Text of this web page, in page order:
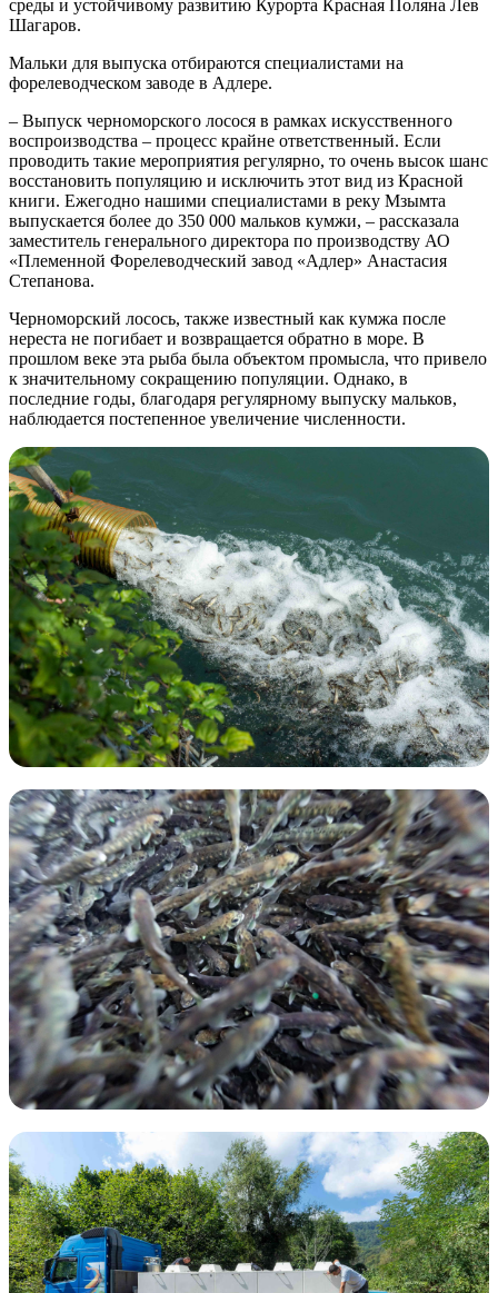
среды и устойчивому развитию Курорта Красная Поляна Лев
Шагаров.
Мальки для выпуска отбираются специалистами на
форелеводческом заводе в Адлере.
– Выпуск черноморского лосося в рамках искусственного
воспроизводства – процесс крайне ответственный. Если
проводить такие мероприятия регулярно, то очень высок шанс
восстановить популяцию и исключить этот вид из Красной
книги. Ежегодно нашими специалистами в реку Мзымта
выпускается более до 350 000 мальков кумжи, – рассказала
заместитель генерального директора по производству АО
«Племенной Форелеводческий завод «Адлер» Анастасия
Степанова.
Черноморский лосось, также известный как кумжа после
нереста не погибает и возвращается обратно в море. В
прошлом веке эта рыба была объектом промысла, что привело
к значительному сокращению популяции. Однако, в
последние годы, благодаря регулярному выпуску мальков,
наблюдается постепенное увеличение численности.